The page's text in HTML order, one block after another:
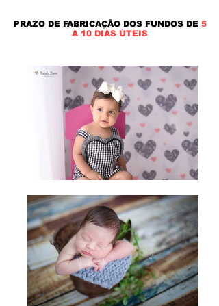
PRAZO DE FABRICAÇÃO DOS FUNDOS DE 5
A 10 DIAS ÚTEIS